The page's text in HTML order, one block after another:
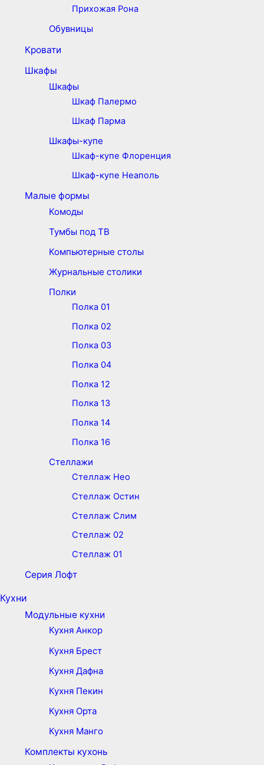
Прихожая Рона
Обувницы
Кровати
Шкафы
Шкафы
Шкаф Палермо
Шкаф Парма
Шкафы-купе
Шкаф-купе Флоренция
Шкаф-купе Неаполь
Малые формы
Комоды
Тумбы под ТВ
Компьютерные столы
Журнальные столики
Полки
Полка 01
Полка 02
Полка 03
Полка 04
Полка 12
Полка 13
Полка 14
Полка 16
Стеллажи
Стеллаж Нео
Стеллаж Остин
Стеллаж Слим
Стеллаж 02
Стеллаж 01
Серия Лофт
Кухни
Модульные кухни
Кухня Анкор
Кухня Брест
Кухня Дафна
Кухня Пекин
Кухня Орта
Кухня Манго
Комплекты кухонь